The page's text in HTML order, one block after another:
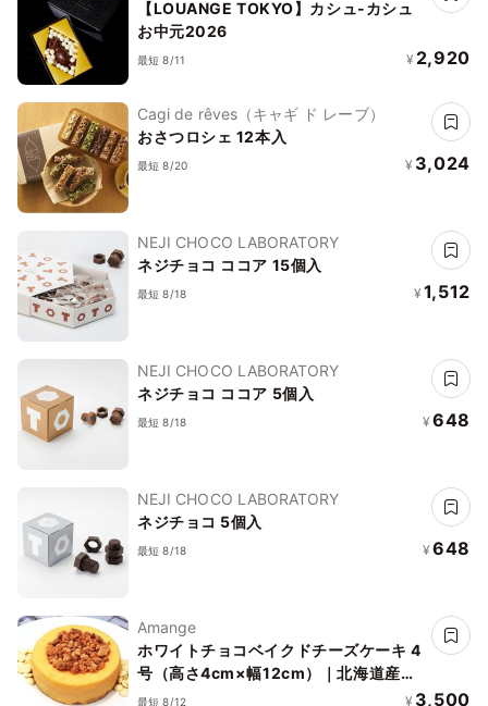
【LOUANGE TOKYO】カシュ-カシュ
お中元2026
最短 8/11 ¥ 2,920
Cagi de rêves（キャギ ド レーブ）
おさつロシェ 12本入
最短 8/20 ¥ 3,024
NEJI CHOCO LABORATORY
ネジチョコ ココア 15個入
最短 8/18 ¥ 1,512
NEJI CHOCO LABORATORY
ネジチョコ ココア 5個入
最短 8/18 ¥ 648
NEJI CHOCO LABORATORY
ネジチョコ 5個入
最短 8/18 ¥ 648
Amange
ホワイトチョコベイクドチーズケーキ 4
号（高さ4cm×幅12cm）｜北海道産ク
リームチーズ使用・ギフト・アソートセ
最短 8/12 ¥ 3,500